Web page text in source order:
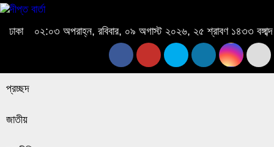
ঢাকা ০২:০৩ অপরাহ্ন, রবিবার, ০৯ অগাস্ট ২০২৬, ২৫ শ্রাবণ ১৪৩৩ বঙ্গাব্দ
প্রচ্ছদ
জাতীয়